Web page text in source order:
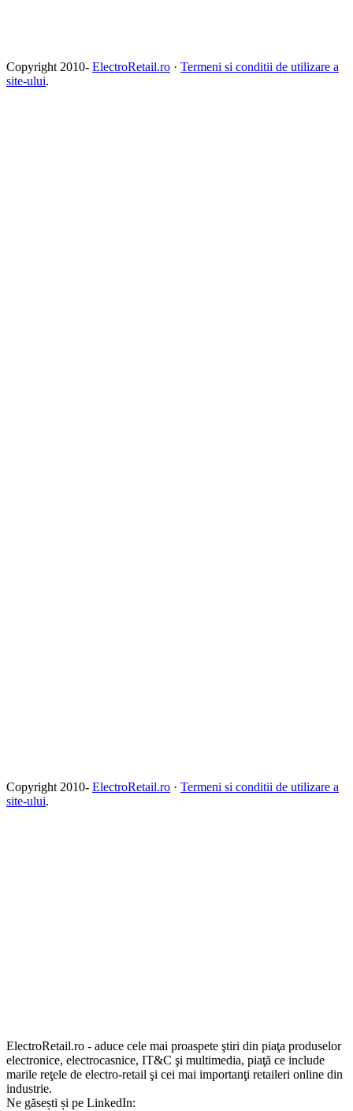
Copyright 2010- ElectroRetail.ro · Termeni si conditii de utilizare a
site-ului.
Copyright 2010- ElectroRetail.ro · Termeni si conditii de utilizare a
site-ului.
ElectroRetail.ro - aduce cele mai proaspete ştiri din piaţa produselor
electronice, electrocasnice, IT&C şi multimedia, piaţă ce include
marile reţele de electro-retail şi cei mai importanţi retaileri online din
industrie.
Ne găsești și pe LinkedIn: